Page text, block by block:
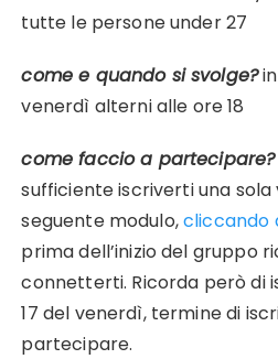
tutte le persone under 27
come e quando si svolge?
venerdì alterni alle ore 18
come faccio a partecipare?
sufficiente iscriverti una sola
seguente modulo,cliccando
prima dell’inizio del gruppo
connetterti. Ricorda però di
17 del venerdì, termine di
partecipare.